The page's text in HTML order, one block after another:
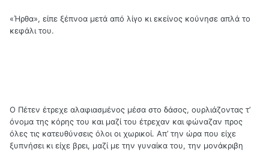
«Ήρθα», είπε ξέπνοα μετά από λίγο κι εκείνος κούνησε απλά το
κεφάλι του.
Ο Πέτεν έτρεχε αλαφιασμένος μέσα στο δάσος, ουρλιάζοντας τ’
όνομα της κόρης του και μαζί του έτρεχαν και φώναζαν προς
όλες τις κατευθύνσεις όλοι οι χωρικοί. Απ’ την ώρα που είχε
ξυπνήσει κι είχε βρει, μαζί με την γυναίκα του, την μονάκριβη